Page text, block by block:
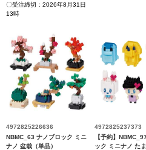
〇受注締切：2026年8月31日
13時
4972825226636
NBMC_63 ナノブロック ミニ
ナノ 盆栽（単品）
4972825237373
【予約】
ック ミニナノ た